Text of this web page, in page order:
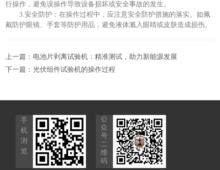
行操作，避免误操作导致设备损坏或安全事故的发生。
3.安全防护：在操作过程中，应注意安全防护措施的落实。如佩
戴防护眼镜、手套等防护用品，避免液体溅入眼睛或皮肤造成损伤。
上一篇： 电池片剥离试验机：精准测试，助力新能源发展
下一篇：光伏组件试验机的操作过程
手
机
浏
览
公
众
号
二
维
码